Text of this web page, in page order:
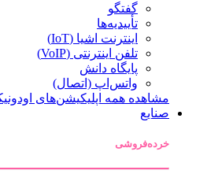
گفتگو
تأییدیه‌ها
اینترنت اشیا (IoT)
تلفن اینترنتی (VoIP)
پایگاه دانش
واتس‌اپ (اتصال)
مشاهده همه اپلیکیشن‌های
صنایع
خرده‌فروشی